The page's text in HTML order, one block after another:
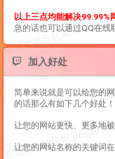
以上三点均能解决99.99%
急的话也可以通过QQ在线
加入好处
简单来说就是可以给您的
的话那么有如下几个好处！
让您的网站更快、更多地
让您的网站名称的关键词